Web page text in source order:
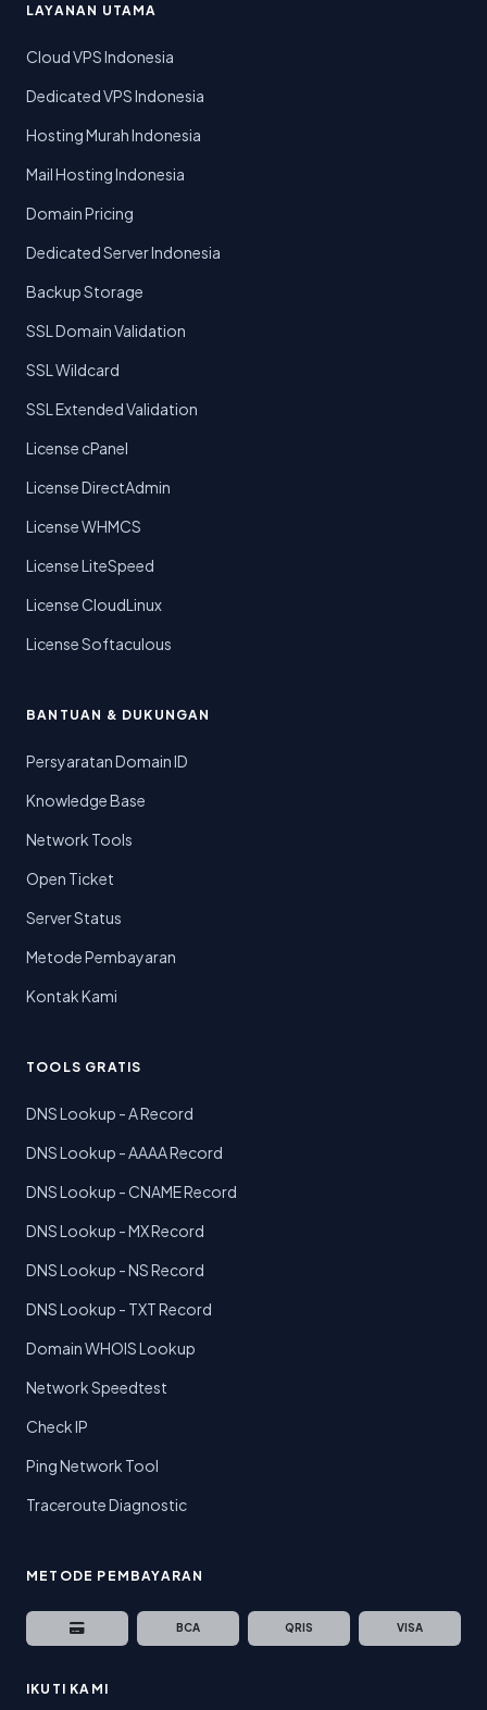
LAYANAN UTAMA
Cloud VPS Indonesia
Dedicated VPS Indonesia
Hosting Murah Indonesia
Mail Hosting Indonesia
Domain Pricing
Dedicated Server Indonesia
Backup Storage
SSL Domain Validation
SSL Wildcard
SSL Extended Validation
License cPanel
License DirectAdmin
License WHMCS
License LiteSpeed
License CloudLinux
License Softaculous
BANTUAN & DUKUNGAN
Persyaratan Domain ID
Knowledge Base
Network Tools
Open Ticket
Server Status
Metode Pembayaran
Kontak Kami
TOOLS GRATIS
DNS Lookup - A Record
DNS Lookup - AAAA Record
DNS Lookup - CNAME Record
DNS Lookup - MX Record
DNS Lookup - NS Record
DNS Lookup - TXT Record
Domain WHOIS Lookup
Network Speedtest
Check IP
Ping Network Tool
Traceroute Diagnostic
METODE PEMBAYARAN
BCA QRIS VISA
IKUTI KAMI